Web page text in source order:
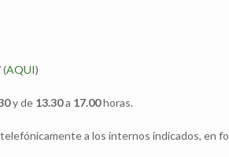
(AQUI)
y de 13.30a 17.00horas.
a los internos indicados, en